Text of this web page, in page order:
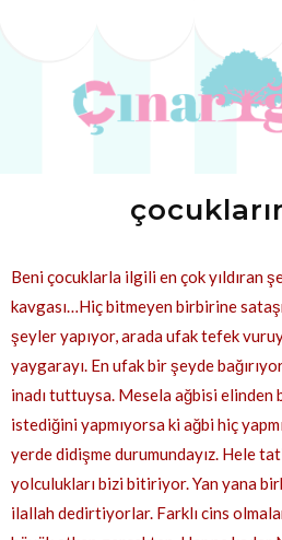
Beni çocuklarla ilgili en çok yıldıran
kavgası…Hiç bitmeyen birbirine
şeyler yapıyor, arada ufak tefek
yaygarayı. En ufak bir şeyde
inadı tuttuysa. Mesela ağbisi elinden
istediğini yapmıyorsa ki ağbi hiç
yerde didişme durumundayız. Hele
yolculukları bizi bitiriyor. Yan yana
ilallah dedirtiyorlar. Farklı cins